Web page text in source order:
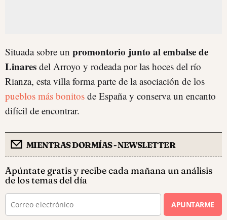
Situada sobre un promontorio junto al embalse de
Linares del Arroyo y rodeada por las hoces del río
Rianza, esta villa forma parte de la asociación de los
pueblos más bonitos de España y conserva un encanto
difícil de encontrar.
MIENTRAS DORMÍAS - NEWSLETTER
Apúntate gratis y recibe cada mañana un análisis
de los temas del día
APUNTARME